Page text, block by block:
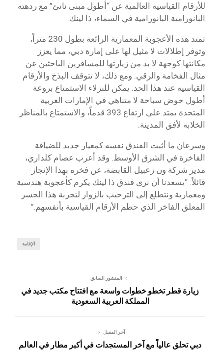
للأرقام القياسية العالمية عن “أطول مبنى ناتئ” مع ردهته
البانورامية البانورامية في السماء، ذا لينك.
تمتد هذه الأعجوبة المعمارية الرائعة بطول 230 متراً،
وتوفر إطلالات لا مثيل لها على إمارة دبي، مما يعزز
مكانتها كوجهة لا بد من زيارتها للمسافرين الباحثين عن
مثال الفخامة والرقي. ومع ذلك، لا تتوقف البذخ والأرقام
القياسية عند هذا الحد. يمكن للنزلاء الاستمتاع بروعة
أطول حوض سباحة لا متناهي في الإمارات العربية
المتحدة يمتد على ارتفاع 393 قدماً، والاستمتاع بالمناظر
الخلابة لأفق المدينة.
وسرعان ما أثبت الفندق نفسه كمعيار جديد للضيافة
الفاخرة في الشرق الأوسط. وقد أعرب عصام كلداري،
مدير شركة ون زعبيل القابضة، عن فخره بهذا الإنجاز
قائلاً: “يسعدنا أن نرى فندق ذا لينك يكرم كأعجوبة هندسية
ومعمارية ونتطلع إلى الترحيب بالزوار لتجربة هذا الجسر
المعلق الفاخر الذي حطم الأرقام القياسية بأنفسهم.”
الإقامة
المنشور السابق
زيارة قطر تخطو خطوات واسعة مع افتتاح مكتب جديد في
المملكة العربية السعودية
آخر المقبل
دبي تحلق عالياً مع آخر المستجدات في أكبر مطار في العالم